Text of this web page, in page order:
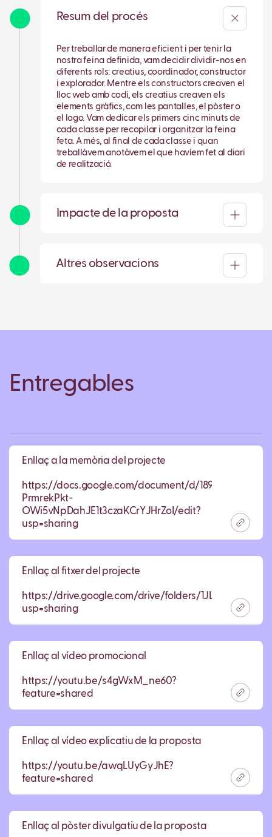
Resum del procés
Per treballar de manera eficient i per tenir la
nostra feina definida, vam decidir dividir-nos en
diferents rols: creatius, coordinador, constructor
i explorador. Mentre els constructors creaven el
lloc web amb codi, els creatius creaven els
elements gràfics, com les pantalles, el pòster o
el logo. Vam dedicar els primers cinc minuts de
cada classe per recopilar i organitzar la feina
feta. A més, al final de cada classe i quan
treballàvem anotàvem el que havíem fet al diari
de realització.
Impacte de la proposta
Altres observacions
Entregables
Enllaç a la memòria del projecte
https://docs.google.com/document/d/189Dz-
PrmrekPkt-
OWi5vNpDahJE1t3czaKCrYJHrZoI/edit?
usp=sharing
Enllaç al fitxer del projecte
https://drive.google.com/drive/folders/
usp=sharing
Enllaç al vídeo promocional
https://youtu.be/s4gWxM_ne60?
feature=shared
Enllaç al vídeo explicatiu de la proposta
https://youtu.be/awqLUyGyJhE?
feature=shared
Enllaç al pòster divulgatiu de la proposta